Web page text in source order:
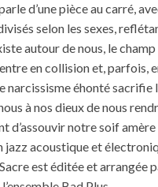
d’une pièce au carré,
selon les sexes,
autour de nous, le
en collision et, parfois,
narcissisme éhonté sacrifie
à nos dieux de nous
d’assouvir notre soif amère
acoustique et
est éditée et arrangée